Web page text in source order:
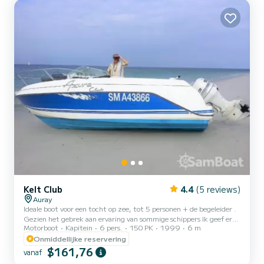
Kelt Club 4.4 (5 reviews)
Auray
Ideale boot voor een tocht op zee, tot 5 personen + de begeleider .
Gezien het gebrek aan ervaring van sommige schippers Ik geef er
de voorkeur aan u te begeleiden bij uw eerste uitstapje in de Golf
van Morbihan . En om alle valkuilen van het navigeren in de Golf te
vermijden . Ik stel voor om de Golf van Morbihan te ontdekken met
zijn vele eilanden: het eiland aux Moines en het eiland Arz ... Ik kan
Motorboot Kapitein 6 pers. 150 PK 1999
6 m
Onmiddellijke reservering
vanaf $161,76